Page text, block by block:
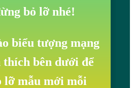
bỏ lỡ nhé!
biểu tượng mạng
thích bên dưới để
lỡ mẫu mới mỗi